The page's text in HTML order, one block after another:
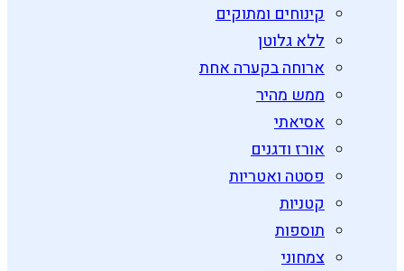
קינוחים ומתוקים
ללא גלוטן
ארוחה בקערה אחת
ממש מהיר
אסיאתי
אורז ודגנים
פסטה ואטריות
קטניות
תוספות
צמחוני